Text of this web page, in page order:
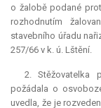
o žalobě podané
rozhodnutím
stavebního úřadu
257/66 v k. ú. Lštění.
2. Stěžovatelka
požádala o
uvedla, že je